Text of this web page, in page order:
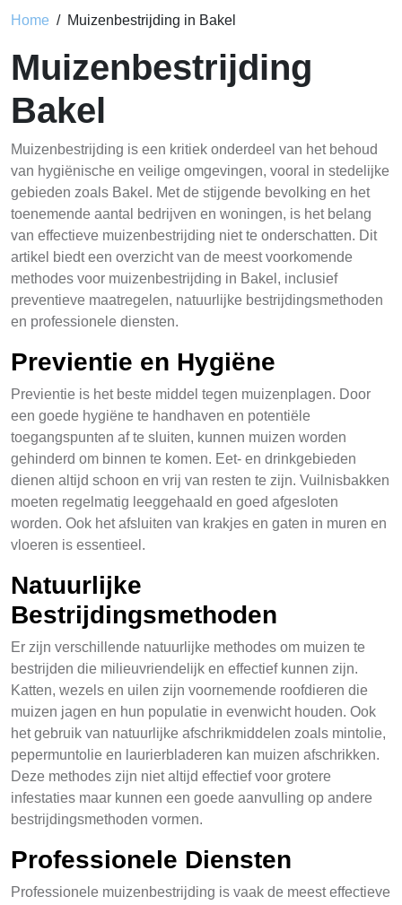
Home Muizenbestrijding in Bakel
Muizenbestrijding
Bakel
Muizenbestrijding is een kritiek onderdeel van het behoud
van hygiënische en veilige omgevingen, vooral in stedelijke
gebieden zoals Bakel. Met de stijgende bevolking en het
toenemende aantal bedrijven en woningen, is het belang
van effectieve muizenbestrijding niet te onderschatten. Dit
artikel biedt een overzicht van de meest voorkomende
methodes voor muizenbestrijding in Bakel, inclusief
preventieve maatregelen, natuurlijke bestrijdingsmethoden
en professionele diensten.
Previentie en Hygiëne
Previentie is het beste middel tegen muizenplagen. Door
een goede hygiëne te handhaven en potentiële
toegangspunten af te sluiten, kunnen muizen worden
gehinderd om binnen te komen. Eet- en drinkgebieden
dienen altijd schoon en vrij van resten te zijn. Vuilnisbakken
moeten regelmatig leeggehaald en goed afgesloten
worden. Ook het afsluiten van krakjes en gaten in muren en
vloeren is essentieel.
Natuurlijke
Bestrijdingsmethoden
Er zijn verschillende natuurlijke methodes om muizen te
bestrijden die milieuvriendelijk en effectief kunnen zijn.
Katten, wezels en uilen zijn voornemende roofdieren die
muizen jagen en hun populatie in evenwicht houden. Ook
het gebruik van natuurlijke afschrikmiddelen zoals mintolie,
pepermuntolie en laurierbladeren kan muizen afschrikken.
Deze methodes zijn niet altijd effectief voor grotere
infestaties maar kunnen een goede aanvulling op andere
bestrijdingsmethoden vormen.
Professionele Diensten
Professionele muizenbestrijding is vaak de meest effectieve